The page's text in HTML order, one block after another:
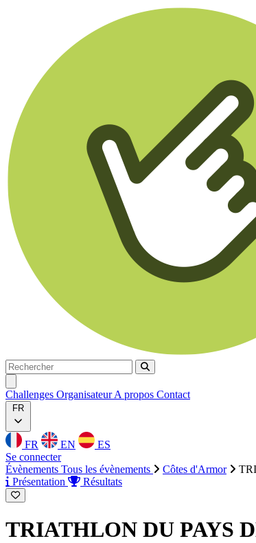
Rechercher
Rechercher
Challenges OrganisateurA propos Contact
FR
FR EN
ES
Se connecter
Évènements Tous les évènements Côtes d'Armor
Présentation
Résultats
TRIATHLON DU PAYS